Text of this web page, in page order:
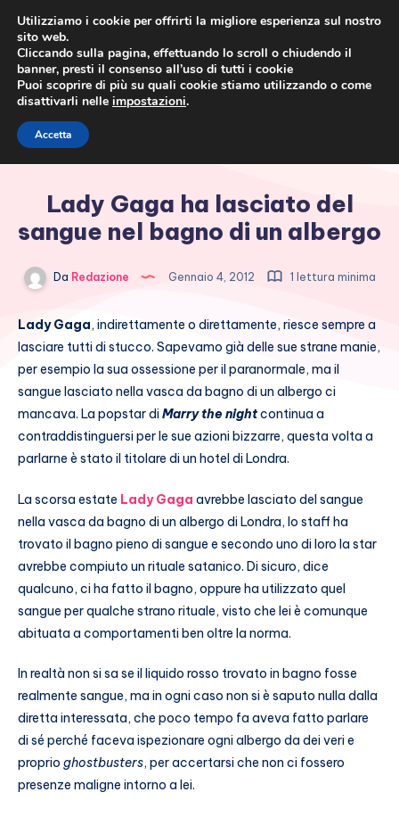
Lady Gaga ha lasciato del
sangue nel bagno di un albergo
Da Redazione Gennaio 4, 2012 1 lettura minima
Lady Gaga, indirettamente o direttamente, riesce sempre a
lasciare tutti di stucco. Sapevamo già delle sue strane manie,
per esempio la sua ossessione per il paranormale, ma il
sangue lasciato nella vasca da bagno di un albergo ci
mancava. La popstar diMarry the nightcontinua a
contraddistinguersi per le sue azioni bizzarre, questa volta a
parlarne è stato il titolare di un hotel di Londra.
La scorsa estate Lady Gaga avrebbe lasciato del sangue
nella vasca da bagno di un albergo di Londra, lo staff ha
trovato il bagno pieno di sangue e secondo uno di loro la star
avrebbe compiuto un rituale satanico. Di sicuro, dice
qualcuno, ci ha fatto il bagno, oppure ha utilizzato quel
sangue per qualche strano rituale, visto che lei è comunque
abituata a comportamenti ben oltre la norma.
In realtà non si sa se il liquido rosso trovato in bagno fosse
realmente sangue, ma in ogni caso non si è saputo nulla dalla
diretta interessata, che poco tempo fa aveva fatto parlare
di sé perché faceva ispezionare ogni albergo da dei veri e
proprio ghostbusters, per accertarsi che non ci fossero
presenze maligne intorno a lei.
Utilizziamo i cookie per offrirti la migliore esperienza sul nostro
sito web.
Cliccando sulla pagina, effettuando lo scroll o chiudendo il
banner, presti il consenso all’uso di tutti i cookie
Puoi scoprire di più su quali cookie stiamo utilizzando o come
disattivarli nelle impostazioni.
Accetta